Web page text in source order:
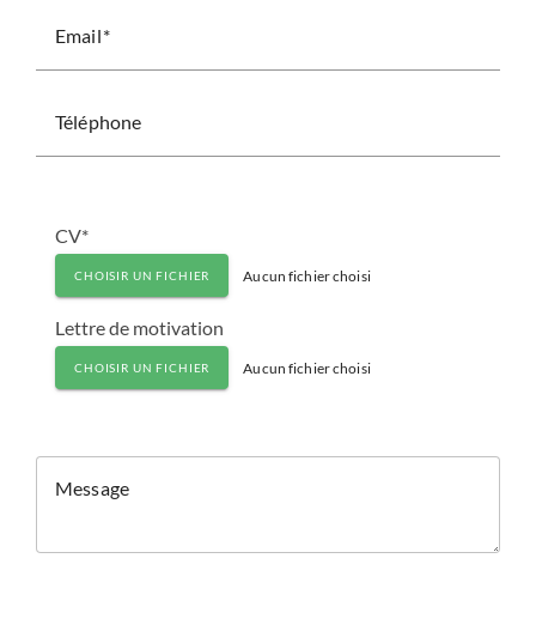
Email
Téléphone
CV*
CHOISIR UN FICHIER Aucun fichier choisi
Lettre de motivation
CHOISIR UN FICHIER Aucun fichier choisi
Message